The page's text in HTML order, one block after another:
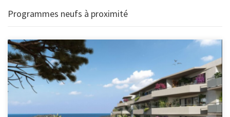
Programmes neufs à proximité